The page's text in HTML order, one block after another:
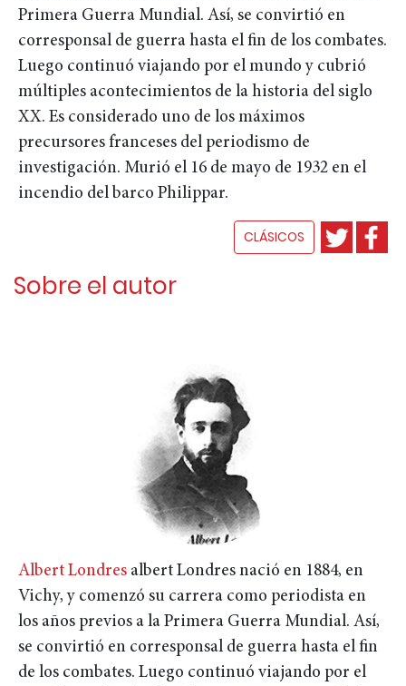
Primera Guerra Mundial. Así, se convirtió en
corresponsal de guerra hasta el fin de los combates.
Luego continuó viajando por el mundo y cubrió
múltiples acontecimientos de la historia del siglo
XX. Es considerado uno de los máximos
precursores franceses del periodismo de
investigación. Murió el 16 de mayo de 1932 en el
incendio del barco Philippar.
CLÁSICOS
Sobre el autor
Albert Londres albert Londres nació en 1884, en
Vichy, y comenzó su carrera como periodista en
los años previos a la Primera Guerra Mundial. Así,
se convirtió en corresponsal de guerra hasta el fin
de los combates. Luego continuó viajando por el